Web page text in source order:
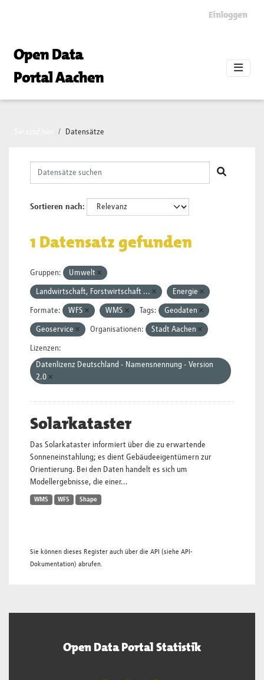
Einloggen
Open Data
Portal Aachen
Datensätze
Sortieren nach
1 Datensatz gefunden
Gruppen: Umwelt
Landwirtschaft, Forstwirtschaft ... Energie
Formate: WFS WMS Tags: Geodaten
Geoservice Organisationen: Stadt Aachen
Lizenzen:
Datenlizenz Deutschland - Namensnennung - Version
2.0
Solarkataster
Das Solarkataster informiert über die zu erwartende
Sonneneinstahlung; es dient Gebäudeeigentümern zur
Orientierung. Bei den Daten handelt es sich um
Modellergebnisse, die einer...
WMS WFS Shape
Sie können dieses Register auch über die API (siehe API-
Dokumentation) abrufen.
Open Data Portal Statistik